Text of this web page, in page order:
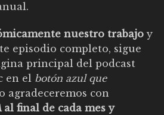
nuestro trabajo y
episodio completo, sigue
principal del podcast
en el botón azul que
agradeceremos con
al final de cada mes y